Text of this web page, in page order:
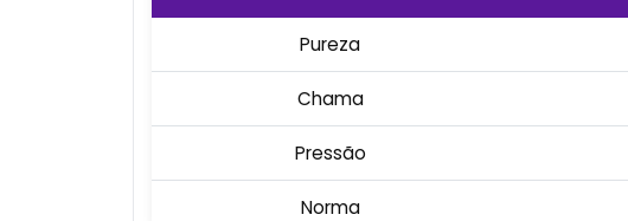
Pureza
Chama
Pressão
Norma